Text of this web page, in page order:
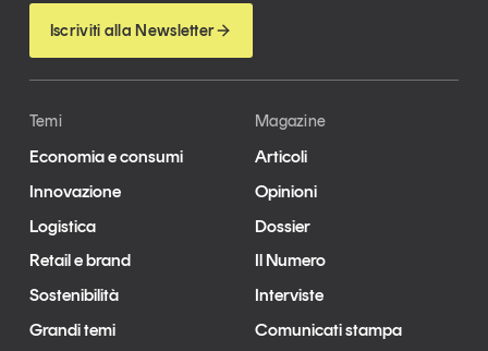
Iscriviti alla Newsletter
Temi
Economia e consumi
Innovazione
Logistica
Retail e brand
Sostenibilità
Grandi temi
Magazine
Articoli
Opinioni
Dossier
Il Numero
Interviste
Comunicati stampa